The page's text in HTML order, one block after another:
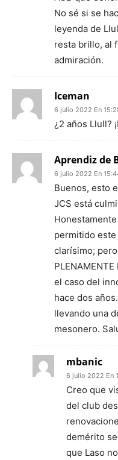
No sé si se
leyenda de
resta brillo, al
admiración.
Iceman
6 julio 2022 En
¿2 años Llull?
Aprendiz de
6 julio 2022 En
Buenos, esto
JCS está
permitido
clarísimo; pero
PLENAMENTE
el caso del
hace dos
llevando una
mesonero.
mbanic
6 julio 2022 En
Creo que
del club
demérito
que Laso